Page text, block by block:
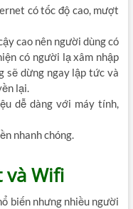
có tốc độ cao, mượt
cao nên người dùng có
có người lạ xâm nhập
sẽ dừng ngay lập tức và
lại.
dễ dàng với máy tính,
nhanh chóng.
và Wifi
biến nhưng nhiều người